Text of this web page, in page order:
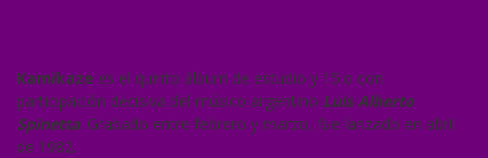
Kamikaze es el quinto álbum de estudio y 15.o con
participación decisiva del músico argentino Luis Alberto
Spinetta. Grabado entre febrero y marzo, fue lanzado en abril
de 1982.